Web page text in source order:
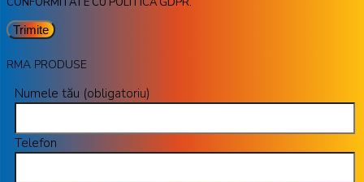
RMA PRODUSE
Numele tău (obligatoriu)
Telefon